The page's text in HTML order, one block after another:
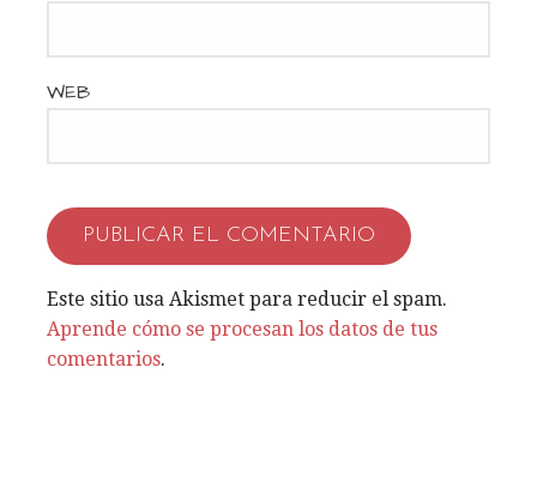
WEB
Este sitio usa Akismet para reducir el spam.
Aprende cómo se procesan los datos de tus
comentarios.